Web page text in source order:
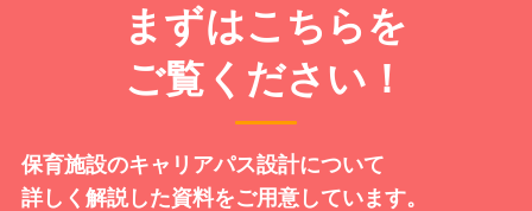
まずはこちらを
ご覧ください！
保育施設のキャリアパス設計について
詳しく解説した資料をご用意しています。